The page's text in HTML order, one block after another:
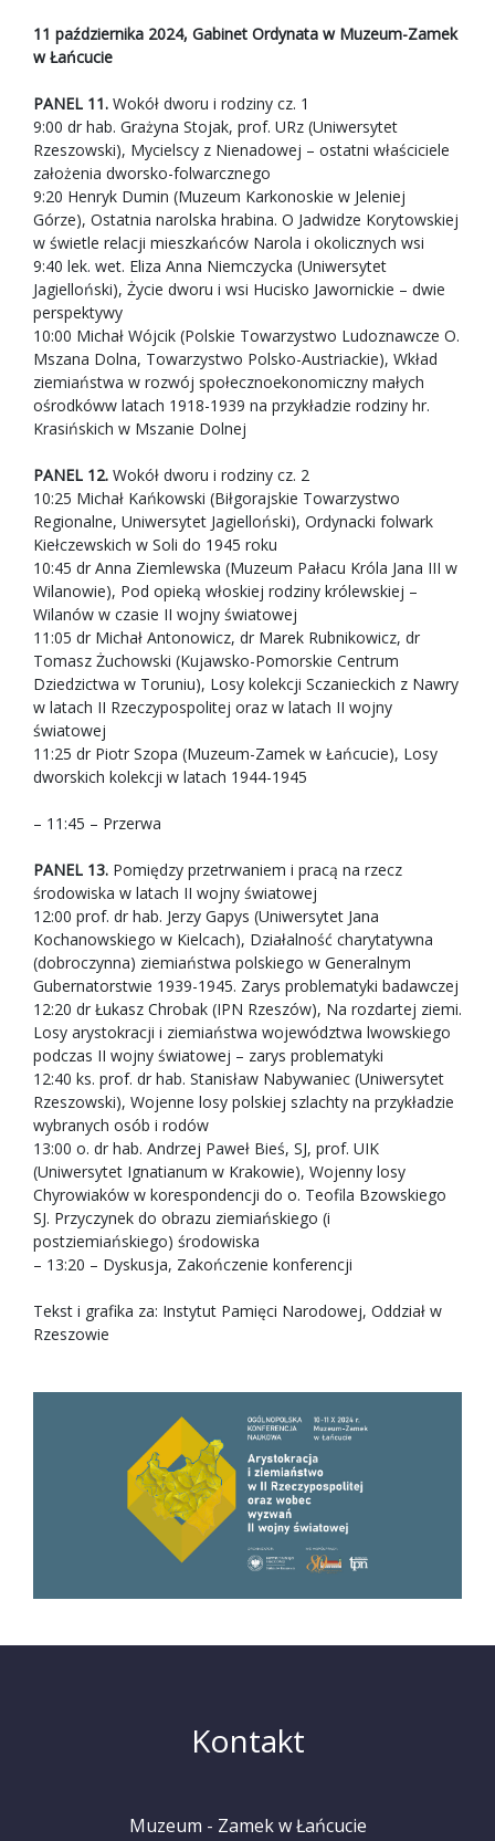
11 października 2024, Gabinet Ordynata w Muzeum-Zamek
w Łańcucie
PANEL 11. Wokół dworu i rodziny cz. 1
9:00 dr hab. Grażyna Stojak, prof. URz (Uniwersytet
Rzeszowski), Mycielscy z Nienadowej – ostatni właściciele
założenia dworsko-folwarcznego
9:20 Henryk Dumin (Muzeum Karkonoskie w Jeleniej
Górze), Ostatnia narolska hrabina. O Jadwidze Korytowskiej
w świetle relacji mieszkańców Narola i okolicznych wsi
9:40 lek. wet. Eliza Anna Niemczycka (Uniwersytet
Jagielloński), Życie dworu i wsi Hucisko Jawornickie – dwie
perspektywy
10:00 Michał Wójcik (Polskie Towarzystwo Ludoznawcze O.
Mszana Dolna, Towarzystwo Polsko-Austriackie), Wkład
ziemiaństwa w rozwój społecznoekonomiczny małych
ośrodkóww latach 1918-1939 na przykładzie rodziny hr.
Krasińskich w Mszanie Dolnej
PANEL 12. Wokół dworu i rodziny cz. 2
10:25 Michał Kańkowski (Biłgorajskie Towarzystwo
Regionalne, Uniwersytet Jagielloński), Ordynacki folwark
Kiełczewskich w Soli do 1945 roku
10:45 dr Anna Ziemlewska (Muzeum Pałacu Króla Jana III w
Wilanowie), Pod opieką włoskiej rodziny królewskiej –
Wilanów w czasie II wojny światowej
11:05 dr Michał Antonowicz, dr Marek Rubnikowicz, dr
Tomasz Żuchowski (Kujawsko-Pomorskie Centrum
Dziedzictwa w Toruniu), Losy kolekcji Sczanieckich z Nawry
w latach II Rzeczypospolitej oraz w latach II wojny
światowej
11:25 dr Piotr Szopa (Muzeum-Zamek w Łańcucie), Losy
dworskich kolekcji w latach 1944-1945
– 11:45 – Przerwa
PANEL 13. Pomiędzy przetrwaniem i pracą na rzecz
środowiska w latach II wojny światowej
12:00 prof. dr hab. Jerzy Gapys (Uniwersytet Jana
Kochanowskiego w Kielcach), Działalność charytatywna
(dobroczynna) ziemiaństwa polskiego w Generalnym
Gubernatorstwie 1939-1945. Zarys problematyki badawczej
12:20 dr Łukasz Chrobak (IPN Rzeszów), Na rozdartej ziemi.
Losy arystokracji i ziemiaństwa województwa lwowskiego
podczas II wojny światowej – zarys problematyki
12:40 ks. prof. dr hab. Stanisław Nabywaniec (Uniwersytet
Rzeszowski), Wojenne losy polskiej szlachty na przykładzie
wybranych osób i rodów
13:00 o. dr hab. Andrzej Paweł Bieś, SJ, prof. UIK
(Uniwersytet Ignatianum w Krakowie), Wojenny losy
Chyrowiaków w korespondencji do o. Teofila Bzowskiego
SJ. Przyczynek do obrazu ziemiańskiego (i
postziemiańskiego) środowiska
– 13:20 – Dyskusja, Zakończenie konferencji
Tekst i grafika za: Instytut Pamięci Narodowej, Oddział w
Rzeszowie
Kontakt
Muzeum - Zamek w Łańcucie